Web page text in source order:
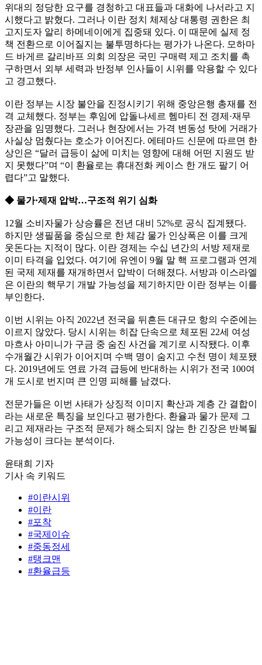
위대의 정당한 요구를 경청하고 대표들과 대화에 나서라고 지
시했다고 밝혔다. 그러나 이란 정치 체제상 대통령 권한은 최
고지도자 알리 하메네이에게 집중돼 있다. 이 때문에 실제 정
책 전환으로 이어질지는 불투명하다는 평가가 나온다. 모하마
드 바게르 갈리바프 의회 의장은 국민 구매력 제고 조치를 촉
구하면서 외부 세력과 반정부 인사들이 시위를 악용할 수 있다
고 경고했다.
이란 정부는 시장 불안을 진정시키기 위해 중앙은행 총재를 전
격 교체했다. 정부는 후임에 압돌나세르 헴마티 전 경제·재무
장관을 임명했다. 그러나 현장에서는 가격 변동성 탓에 거래가
사실상 멈췄다는 호소가 이어진다. 에테마드 신문에 따르면 한
상인은 “달러 급등이 삶에 미치는 영향에 대해 어떤 지원도 받
지 못했다”며 “이 환율로는 휴대전화 케이스 한 개도 팔기 어
렵다”고 말했다.
◆ 물가·제재 압박…구조적 위기 심화
12월 소비자물가 상승률은 전년 대비 52%로 공식 집계됐다.
하지만 생필품을 중심으로 한 체감 물가 인상폭은 이를 크게
웃돈다는 지적이 많다. 이란 경제는 수십 년간의 서방 제재로
이미 타격을 입었다. 여기에 유엔이 9월 말 핵 프로그램과 연계
된 국제 제재를 재개하면서 압박이 더해졌다. 서방과 이스라엘
은 이란의 핵무기 개발 가능성을 제기하지만 이란 정부는 이를
부인한다.
이번 시위는 아직 2022년 전국을 뒤흔든 대규모 항의 수준에는
이르지 않았다. 당시 시위는 히잡 단속으로 체포된 22세 여성
마흐사 아미니가 구금 중 숨진 사건을 계기로 시작됐다. 이후
수개월간 시위가 이어지며 수백 명이 숨지고 수천 명이 체포됐
다. 2019년에도 연료 가격 급등에 반대하는 시위가 전국 100여
개 도시로 번지며 큰 인명 피해를 남겼다.
전문가들은 이번 사태가 상징적 이미지 확산과 계층 간 결합이
라는 새로운 특징을 보인다고 평가한다. 환율과 물가 문제 그
리고 제재라는 구조적 문제가 해소되지 않는 한 긴장은 반복될
가능성이 크다는 분석이다.
윤태희 기자
기사 속 키워드
#이란시위
#이란
#포착
#국제이슈
#중동정세
#탱크맨
#환율급등